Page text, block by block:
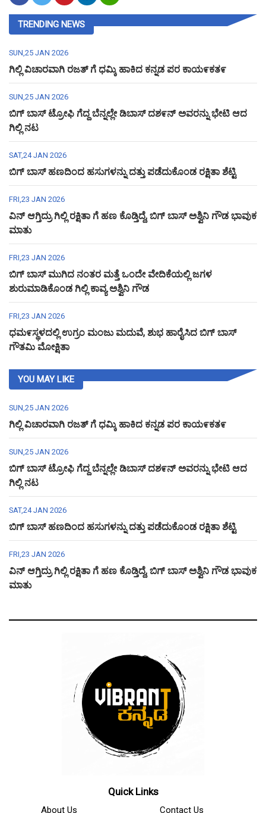
TRENDING NEWS
SUN,25 JAN 2026
ಗಿಲ್ಲಿ ವಿಚಾರವಾಗಿ ರಜತ್ ಗೆ ಧಮ್ಕಿ ಹಾಕಿದ ಕನ್ನಡ ಪರ ಕಾಯ೯ಕತ೯
SUN,25 JAN 2026
ಬಿಗ್ ಬಾಸ್ ಟ್ರೋಫಿ ಗೆದ್ದ ಬೆನ್ನಲ್ಲೇ ಡಿಬಾಸ್ ದಶ೯ನ್ ಅವರನ್ನು ಭೇಟಿ ಆದ
ಗಿಲ್ಲಿ ನಟ
SAT,24 JAN 2026
ಬಿಗ್ ಬಾಸ್ ಹಣದಿಂದ ಹಸುಗಳನ್ನು ದತ್ತು ಪಡೆದುಕೊಂಡ ರಕ್ಷಿತಾ ಶೆಟ್ಟಿ
FRI,23 JAN 2026
ವಿನ್ ಆಗ್ತಿದ್ರು ಗಿಲ್ಲಿ ರಕ್ಷಿತಾ ಗೆ ಹಣ ಕೊಡ್ತಿದ್ದೆ, ಬಿಗ್ ಬಾಸ್ ಅಶ್ವಿನಿ ಗೌಡ ಭಾವುಕ
ಮಾತು
FRI,23 JAN 2026
ಬಿಗ್ ಬಾಸ್ ಮುಗಿದ ನಂತರ ಮತ್ತೆ ಒಂದೇ ವೇದಿಕೆಯಲ್ಲಿ ಜಗಳ
ಶುರುಮಾಡಿಕೊಂಡ ಗಿಲ್ಲಿ ಕಾವ್ಯ ಅಶ್ವಿನಿ ಗೌಡ
FRI,23 JAN 2026
ಧಮ೯ಸ್ಥಳದಲ್ಲಿ ಉಗ್ರಂ ಮಂಜು ಮದುವೆ, ಶುಭ ಹಾರೈಸಿದ ಬಿಗ್ ಬಾಸ್
ಗೌತಮಿ ಮೋಕ್ಷಿತಾ
YOU MAY LIKE
SUN,25 JAN 2026
ಗಿಲ್ಲಿ ವಿಚಾರವಾಗಿ ರಜತ್ ಗೆ ಧಮ್ಕಿ ಹಾಕಿದ ಕನ್ನಡ ಪರ ಕಾಯ೯ಕತ೯
SUN,25 JAN 2026
ಬಿಗ್ ಬಾಸ್ ಟ್ರೋಫಿ ಗೆದ್ದ ಬೆನ್ನಲ್ಲೇ ಡಿಬಾಸ್ ದಶ೯ನ್ ಅವರನ್ನು ಭೇಟಿ ಆದ
ಗಿಲ್ಲಿ ನಟ
SAT,24 JAN 2026
ಬಿಗ್ ಬಾಸ್ ಹಣದಿಂದ ಹಸುಗಳನ್ನು ದತ್ತು ಪಡೆದುಕೊಂಡ ರಕ್ಷಿತಾ ಶೆಟ್ಟಿ
FRI,23 JAN 2026
ವಿನ್ ಆಗ್ತಿದ್ರು ಗಿಲ್ಲಿ ರಕ್ಷಿತಾ ಗೆ ಹಣ ಕೊಡ್ತಿದ್ದೆ, ಬಿಗ್ ಬಾಸ್ ಅಶ್ವಿನಿ ಗೌಡ ಭಾವುಕ
ಮಾತು
Quick Links
About Us Contact Us